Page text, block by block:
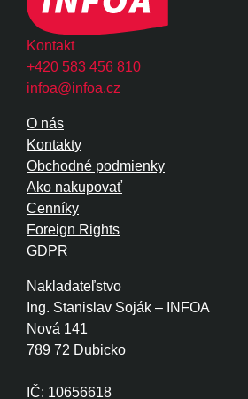
Kontakt
+420 583 456 810
infoa@infoa.cz
Nakladateľstvo
Ing. Stanislav Soják – INFOA
Nová 141
789 72 Dubicko
IČ: 10656618
O nás
Kontakty
Obchodné podmienky
Ako nakupovať
Cenníky
Foreign Rights
GDPR